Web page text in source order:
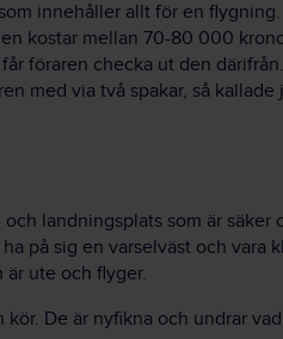
innehåller allt för en
kostar mellan 70-80 000
föraren checka ut den
med via två spakar, så kallade
landningsplats som är säker
på sig en varselväst och vara
är ute och flyger.
De är nyfikna och undrar